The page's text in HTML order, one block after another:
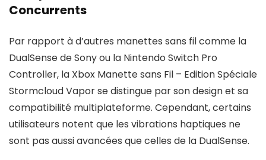
Concurrents
Par rapport à d’autres manettes sans fil comme la
DualSense de Sony ou la Nintendo Switch Pro
Controller, la Xbox Manette sans Fil – Edition Spéciale
Stormcloud Vapor se distingue par son design et sa
compatibilité multiplateforme. Cependant, certains
utilisateurs notent que les vibrations haptiques ne
sont pas aussi avancées que celles de la DualSense.